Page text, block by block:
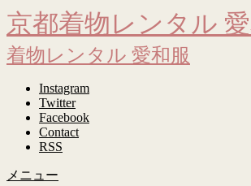
京都着物レンタル
着物レンタル 愛和服
Instagram
Twitter
Facebook
Contact
RSS
メニュー